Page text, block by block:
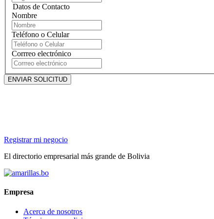
Datos de Contacto
Nombre
Teléfono o Celular
Corrreo electrónico
Registrar mi negocio
El directorio empresarial más grande de Bolivia
Empresa
Acerca de nosotros